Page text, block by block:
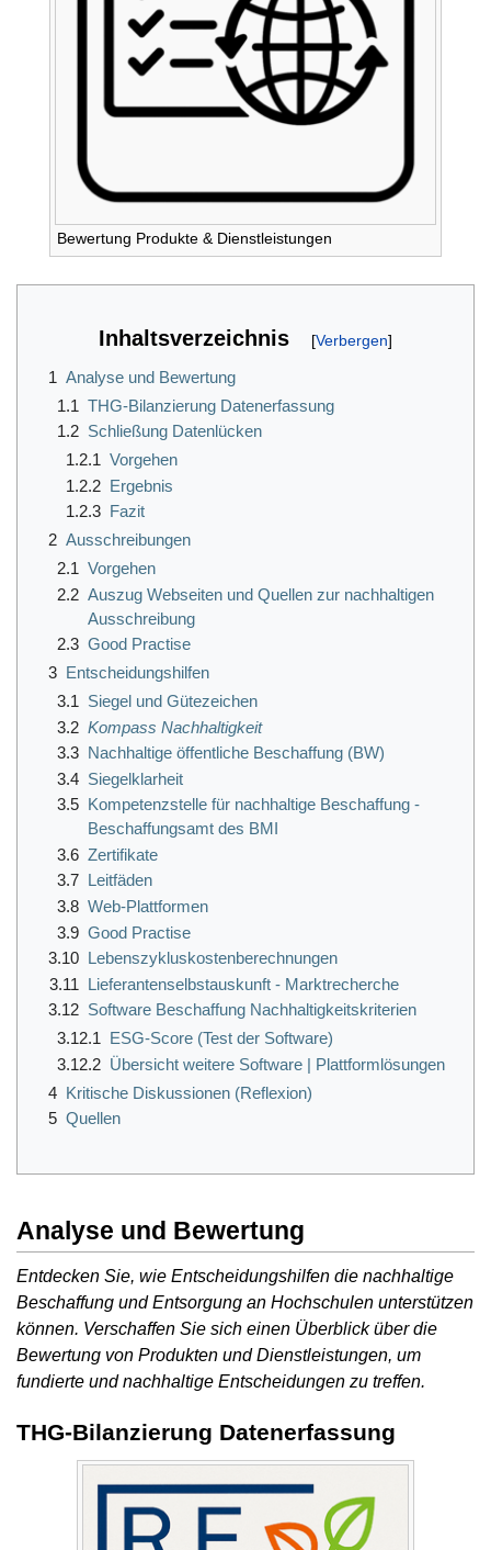
Bewertung Produkte & Dienstleistungen
Inhaltsverzeichnis
1 Analyse und Bewertung
1.1 THG-Bilanzierung Datenerfassung
1.2 Schließung Datenlücken
1.2.1 Vorgehen
1.2.2 Ergebnis
1.2.3 Fazit
2 Ausschreibungen
2.1 Vorgehen
2.2 Auszug Webseiten und Quellen zur nachhaltigen
Ausschreibung
2.3 Good Practise
3 Entscheidungshilfen
3.1 Siegel und Gütezeichen
3.2 Kompass Nachhaltigkeit
3.3 Nachhaltige öffentliche Beschaffung (BW)
3.4 Siegelklarheit
3.5 Kompetenzstelle für nachhaltige Beschaffung -
Beschaffungsamt des BMI
3.6 Zertifikate
3.7 Leitfäden
3.8 Web-Plattformen
3.9 Good Practise
3.10 Lebenszykluskostenberechnungen
3.11 Lieferantenselbstauskunft - Marktrecherche
3.12 Software Beschaffung Nachhaltigkeitskriterien
3.12.1 ESG-Score (Test der Software)
3.12.2 Übersicht weitere Software | Plattformlösungen
4 Kritische Diskussionen (Reflexion)
5 Quellen
Analyse und Bewertung
Entdecken Sie, wie Entscheidungshilfen die nachhaltige
Beschaffung und Entsorgung an Hochschulen unterstützen
können. Verschaffen Sie sich einen Überblick über die
Bewertung von Produkten und Dienstleistungen, um
fundierte und nachhaltige Entscheidungen zu treffen.
THG-Bilanzierung Datenerfassung